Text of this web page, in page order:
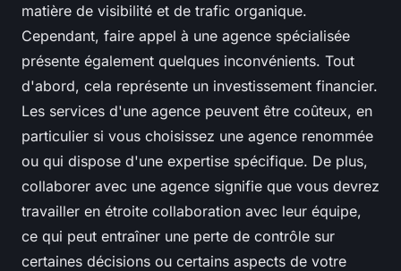
matière de visibilité et de trafic organique.
Cependant, faire appel à une agence spécialisée
présente également quelques inconvénients. Tout
d'abord, cela représente un investissement financier.
Les services d'une agence peuvent être coûteux, en
particulier si vous choisissez une agence renommée
ou qui dispose d'une expertise spécifique. De plus,
collaborer avec une agence signifie que vous devrez
travailler en étroite collaboration avec leur équipe,
ce qui peut entraîner une perte de contrôle sur
certaines décisions ou certains aspects de votre